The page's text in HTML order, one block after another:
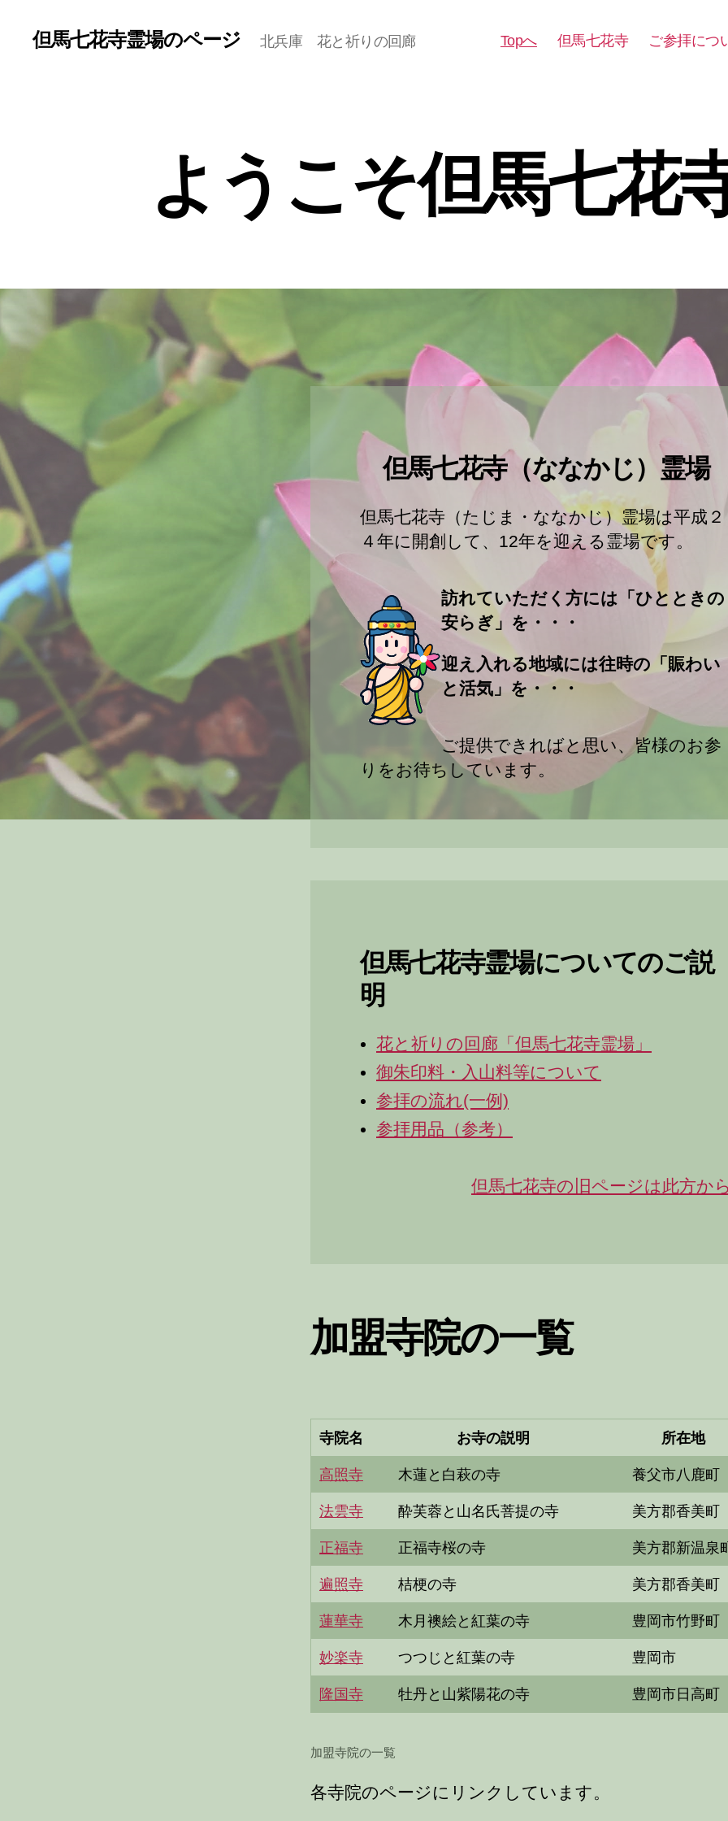
但馬七花寺霊場のページ 北兵庫 花と祈りの回廊 Topへ 但馬七花寺 ご参拝につ
ようこそ但馬七花
但馬七花寺（ななかじ）霊場
但馬七花寺（たじま・ななかじ）霊場は平成２
４年に開創して、12年を迎える霊場です。
訪れていただく方には「ひとときの
安らぎ」を・・・
迎え入れる地域には往時の「賑わい
と活気」を・・・
ご提供できればと思い、皆様のお参
りをお待ちしています。
但馬七花寺霊場についてのご説
明
花と祈りの回廊「但馬七花寺霊場」
御朱印料・入山料等について
参拝の流れ(一例)
参拝用品（参考）
但馬七花寺の旧ページは此方か
加盟寺院の一覧
寺院名 お寺の説明 所在地
高照寺 木蓮と白萩の寺 養父市八鹿町
法雲寺 酔芙蓉と山名氏菩提の寺 美方郡香美町
正福寺 正福寺桜の寺 美方郡新温泉
遍照寺 桔梗の寺 美方郡香美町
蓮華寺 木月襖絵と紅葉の寺 豊岡市竹野町
妙楽寺 つつじと紅葉の寺 豊岡市
隆国寺 牡丹と山紫陽花の寺 豊岡市日高町
加盟寺院の一覧
各寺院のページにリンクしています。